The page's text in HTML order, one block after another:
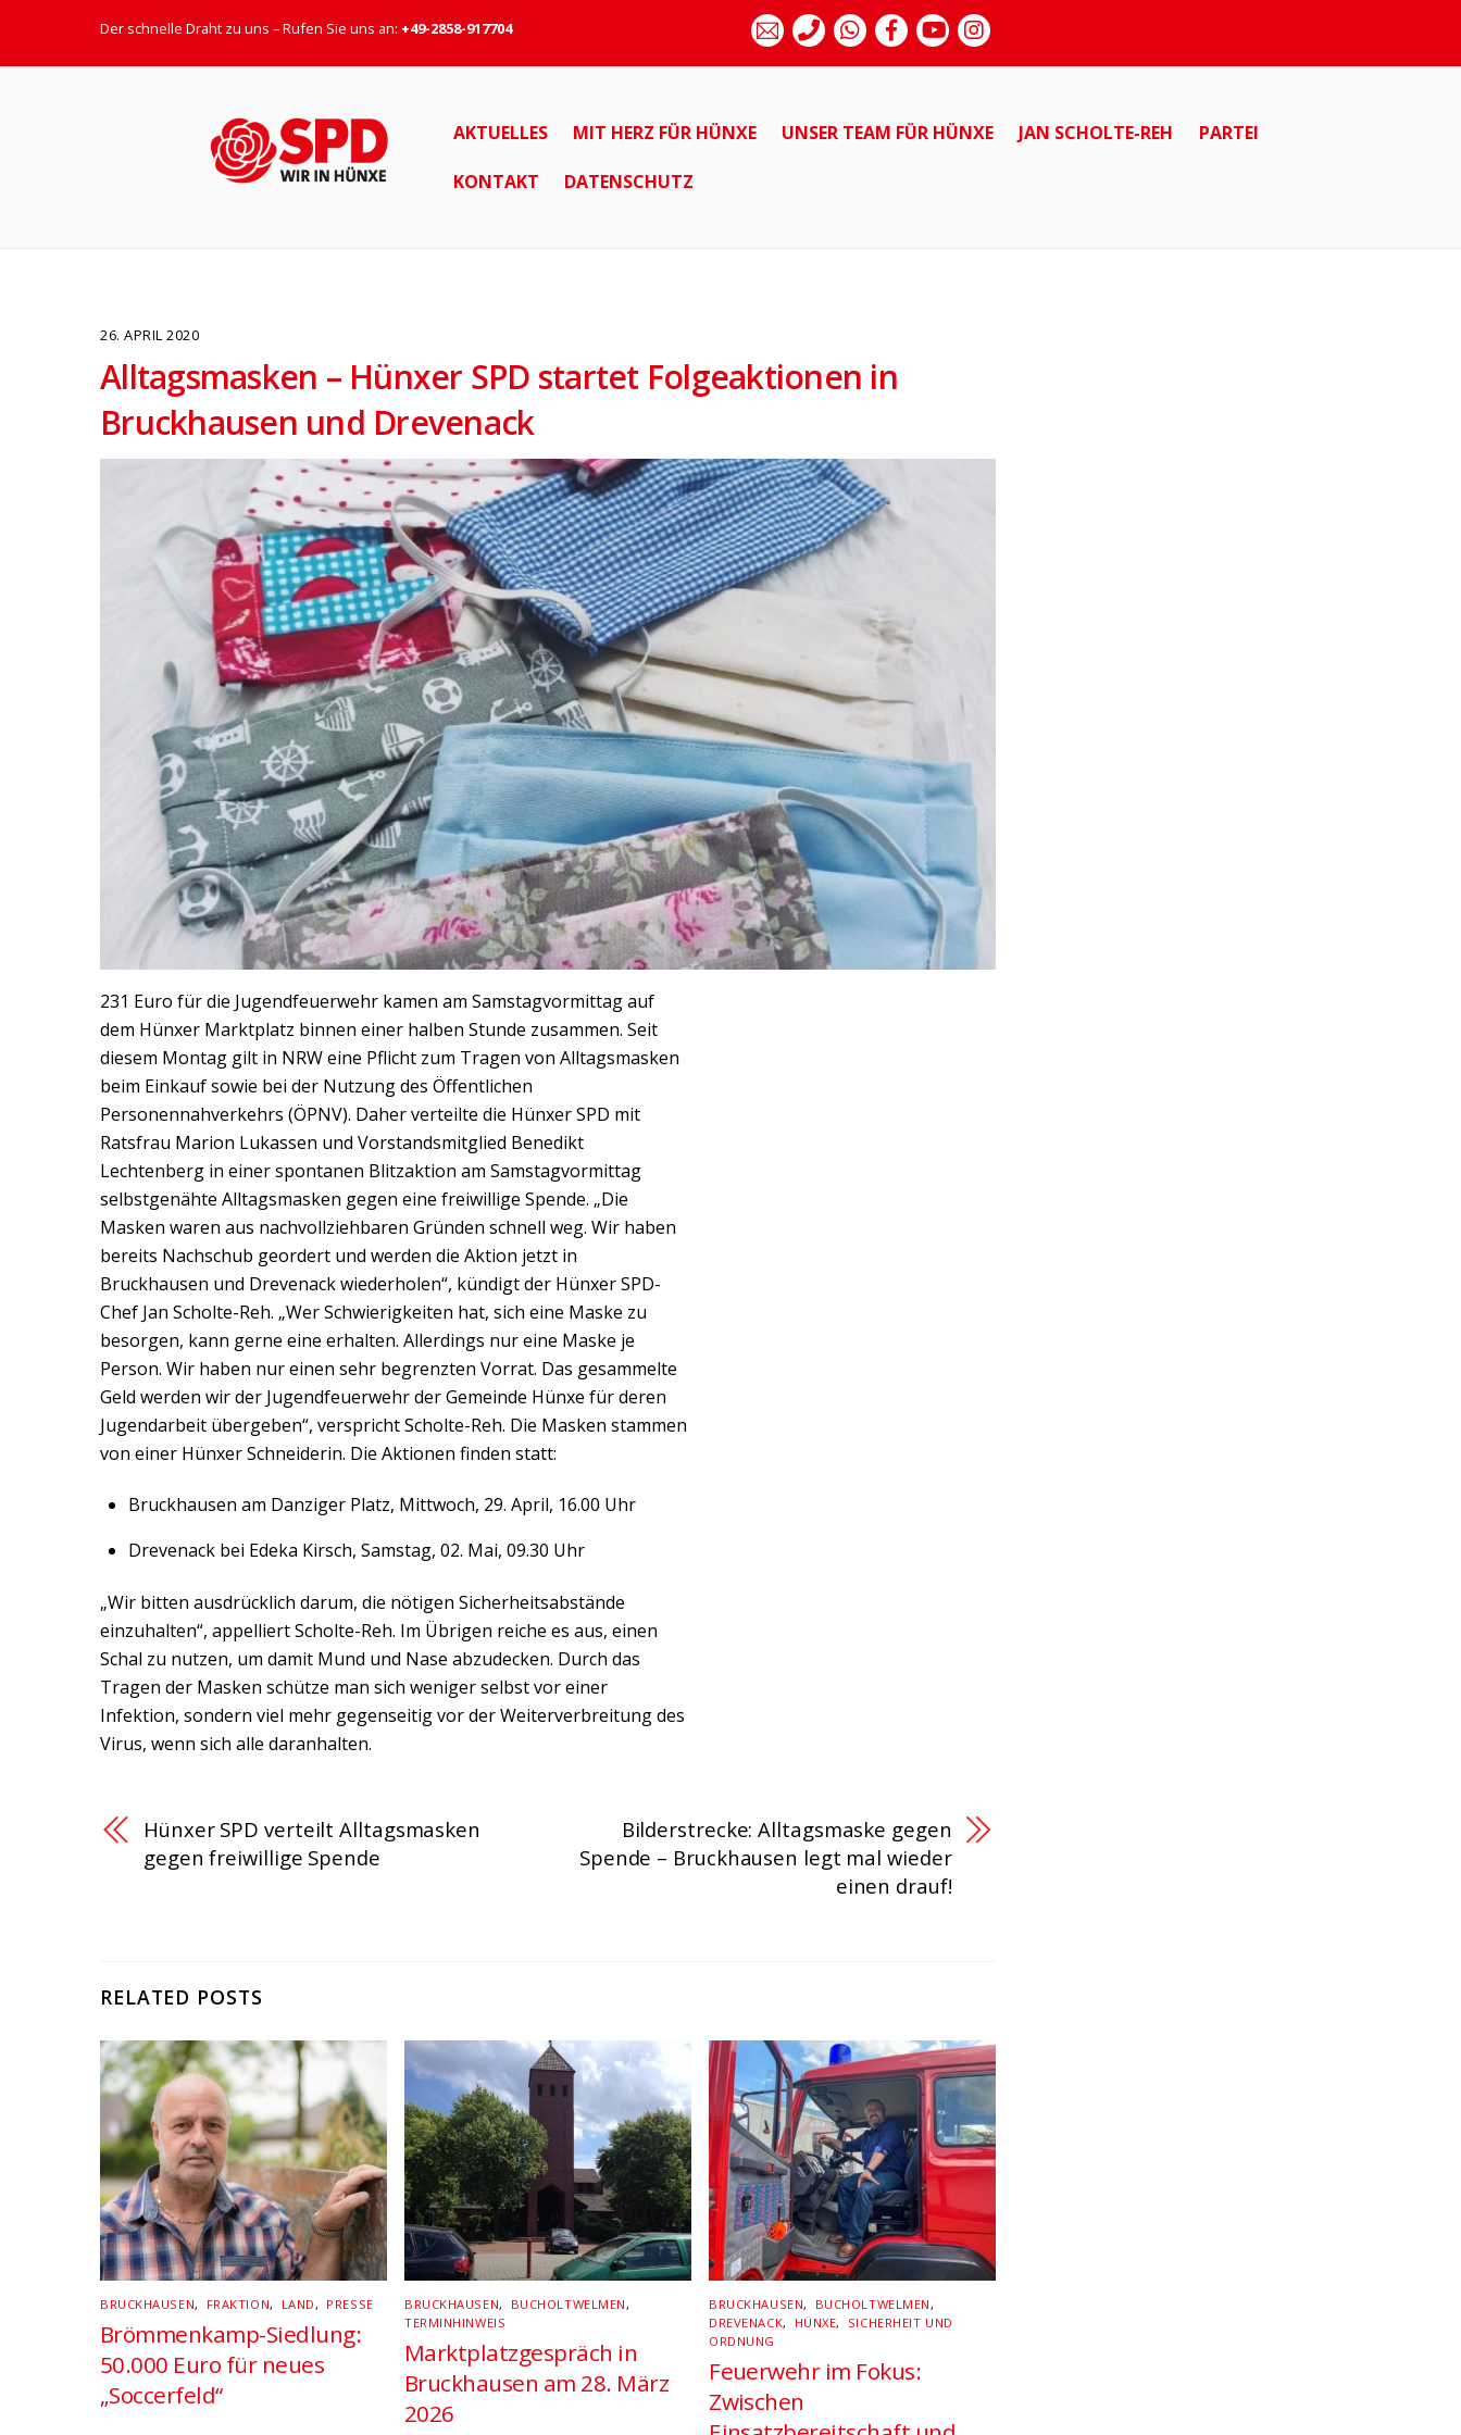
Der schnelle Draht zu uns – Rufen Sie uns an: +49-2858-917704
AKTUELLES MIT HERZ FÜR HÜNXE UNSER TEAM FÜR HÜNXE JAN SCHOLTE-REH PARTEI
KONTAKT DATENSCHUTZ
26. APRIL 2020
Alltagsmasken – Hünxer SPD startet Folgeaktionen in
Bruckhausen und Drevenack
231 Euro für die Jugendfeuerwehr kamen am Samstagvormittag auf
dem Hünxer Marktplatz binnen einer halben Stunde zusammen. Seit
diesem Montag gilt in NRW eine Pflicht zum Tragen von Alltagsmasken
beim Einkauf sowie bei der Nutzung des Öffentlichen
Personennahverkehrs (ÖPNV). Daher verteilte die Hünxer SPD mit
Ratsfrau Marion Lukassen und Vorstandsmitglied Benedikt
Lechtenberg in einer spontanen Blitzaktion am Samstagvormittag
selbstgenähte Alltagsmasken gegen eine freiwillige Spende. „Die
Masken waren aus nachvollziehbaren Gründen schnell weg. Wir haben
bereits Nachschub geordert und werden die Aktion jetzt in
Bruckhausen und Drevenack wiederholen“, kündigt der Hünxer SPD-
Chef Jan Scholte-Reh. „Wer Schwierigkeiten hat, sich eine Maske zu
besorgen, kann gerne eine erhalten. Allerdings nur eine Maske je
Person. Wir haben nur einen sehr begrenzten Vorrat. Das gesammelte
Geld werden wir der Jugendfeuerwehr der Gemeinde Hünxe für deren
Jugendarbeit übergeben“, verspricht Scholte-Reh. Die Masken stammen
von einer Hünxer Schneiderin. Die Aktionen finden statt:
Bruckhausen am Danziger Platz, Mittwoch, 29. April, 16.00 Uhr
Drevenack bei Edeka Kirsch, Samstag, 02. Mai, 09.30 Uhr
„Wir bitten ausdrücklich darum, die nötigen Sicherheitsabstände
einzuhalten“, appelliert Scholte-Reh. Im Übrigen reiche es aus, einen
Schal zu nutzen, um damit Mund und Nase abzudecken. Durch das
Tragen der Masken schütze man sich weniger selbst vor einer
Infektion, sondern viel mehr gegenseitig vor der Weiterverbreitung des
Virus, wenn sich alle daranhalten.
Hünxer SPD verteilt Alltagsmasken
gegen freiwillige Spende
Bilderstrecke: Alltagsmaske gegen
Spende – Bruckhausen legt mal wieder
einen drauf!
RELATED POSTS
BRUCKHAUSEN, FRAKTION, LAND , PRESSE
Brömmenkamp-Siedlung:
50.000 Euro für neues
„Soccerfeld“
BRUCKHAUSEN, BUCHOLTWELMEN ,
TERMINHINWEIS
Marktplatzgespräch in
Bruckhausen am 28. März
2026
BRUCKHAUSEN, BUCHOLTWELMEN ,
DREVENACK, HÜNXE,
SICHERHEIT UND
ORDNUNG
Feuerwehr im Fokus:
Zwischen